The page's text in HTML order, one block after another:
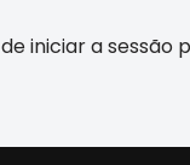
iniciar a sessão